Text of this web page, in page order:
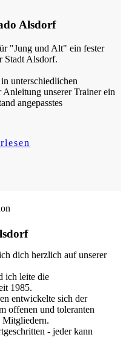
Alsdorf
"Jung und Alt" ein fester
Stadt Alsdorf.
unterschiedlichen
unserer Trainer ein
angepasstes
dich herzlich auf unserer
ich leite die
1985.
entwickelte sich der
offenen und toleranten
Mitgliedern.
- jeder kann